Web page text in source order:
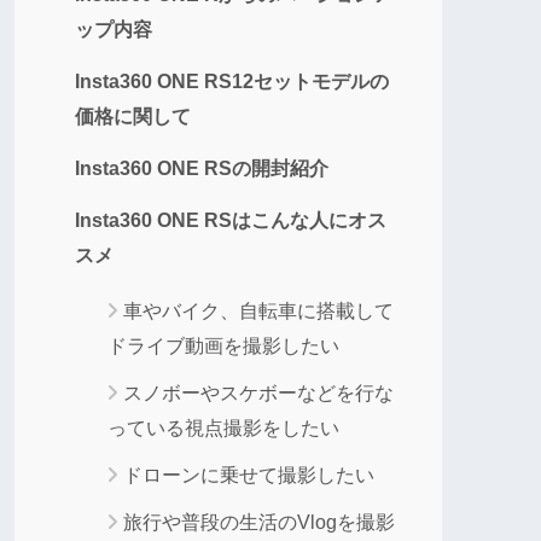
ップ内容
Insta360 ONE RS12セットモデルの
価格に関して
Insta360 ONE RSの開封紹介
Insta360 ONE RSはこんな人にオス
スメ
車やバイク、自転車に搭載して
ドライブ動画を撮影したい
スノボーやスケボーなどを行な
っている視点撮影をしたい
ドローンに乗せて撮影したい
旅行や普段の生活のVlogを撮影